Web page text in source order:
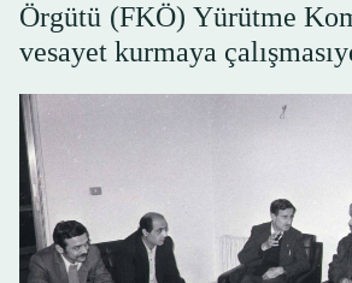
Örgütü (FKÖ) Yürütme
vesayet kurmaya